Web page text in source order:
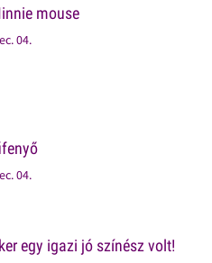
mouse
04.
04.
egy igazi jó színész volt!